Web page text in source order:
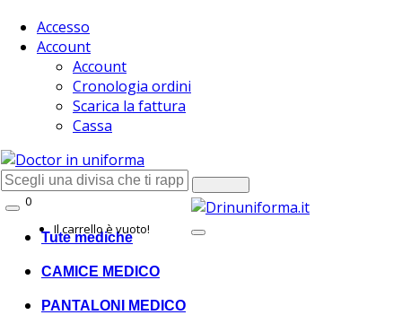
Accesso
Account
Account
Cronologia ordini
Scarica la fattura
Cassa
Tute mediche
CAMICE MEDICO
PANTALONI MEDICO
0
Il carrello è vuoto!